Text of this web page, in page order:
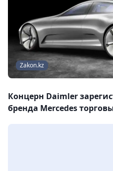
Zakon.kz
Концерн Daimler
бренда